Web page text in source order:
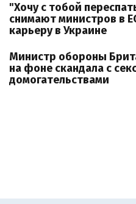
"Хочу с тобой
снимают министров в
карьеру в Украине
Министр обороны
на фоне скандала с
домогательствами